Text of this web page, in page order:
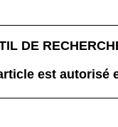
DE
est autorisé